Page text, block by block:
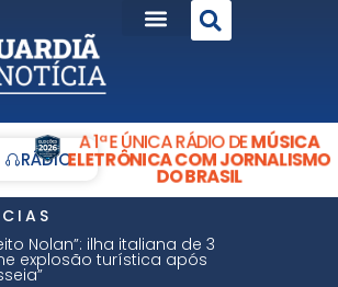
RÁDIO
A 1ª E ÚNICA RÁDIO DEMÚSICA
ELETRÔNICA COM JORNALISMO
DO BRASIL
Nolan”: ilha italiana de 3
explosão turística após